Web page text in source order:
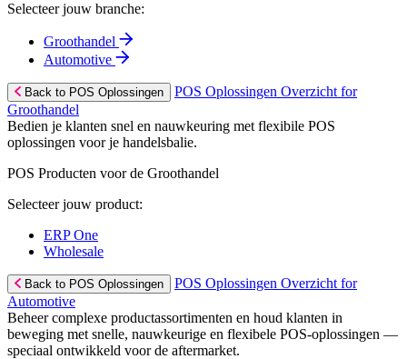
Selecteer jouw branche:
Groothandel
Automotive
Back to POS Oplossingen
POS Oplossingen Overzicht for
Groothandel
Bedien je klanten snel en nauwkeuring met flexibile POS
oplossingen voor je handelsbalie.
POS Producten voor de Groothandel
Selecteer jouw product:
ERP One
Wholesale
Back to POS Oplossingen
POS Oplossingen Overzicht for
Automotive
Beheer complexe productassortimenten en houd klanten in
beweging met snelle, nauwkeurige en flexibele POS-oplossingen —
speciaal ontwikkeld voor de aftermarket.